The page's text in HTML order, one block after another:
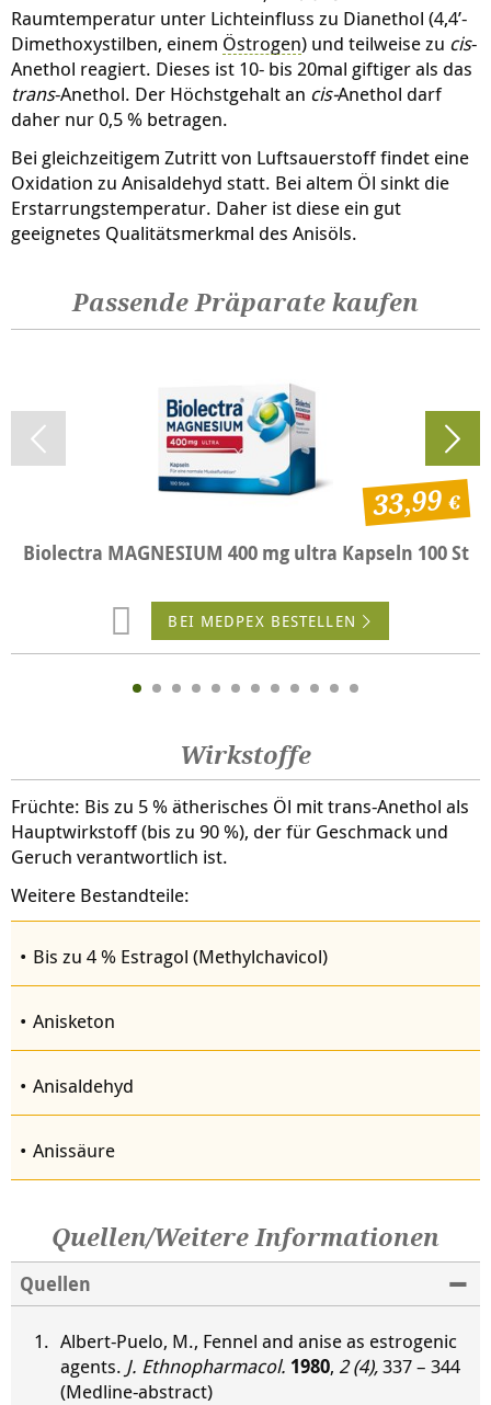
Raumtemperatur unter Lichteinfluss zu Dianethol (4,4’-
Dimethoxystilben, einem Östrogen) und teilweise zu cis-
Anethol reagiert. Dieses ist 10- bis 20mal giftiger als das
trans-Anethol. Der Höchstgehalt an cis-Anethol darf
daher nur 0,5 % betragen.
Bei gleichzeitigem Zutritt von Luftsauerstoff findet eine
Oxidation zu Anisaldehyd statt. Bei altem Öl sinkt die
Erstarrungstemperatur. Daher ist diese ein gut
geeignetes Qualitätsmerkmal des Anisöls.
Passende Präparate kaufen
Biolectra MAGNESIUM 400 mg ultra Kapseln 100 St
33,99
BEI MEDPEX BESTELLEN
Wirkstoffe
Früchte: Bis zu 5 % ätherisches Öl mit trans-Anethol als
Hauptwirkstoff (bis zu 90 %), der für Geschmack und
Geruch verantwortlich ist.
Weitere Bestandteile:
Bis zu 4 % Estragol (Methylchavicol)
Anisketon
Anisaldehyd
Anissäure
Quellen/Weitere Informationen
Quellen
Albert-Puelo, M., Fennel and anise as estrogenic
agents. J. Ethnopharmacol. 1980, 2 (4),337 – 344
(Medline-abstract)